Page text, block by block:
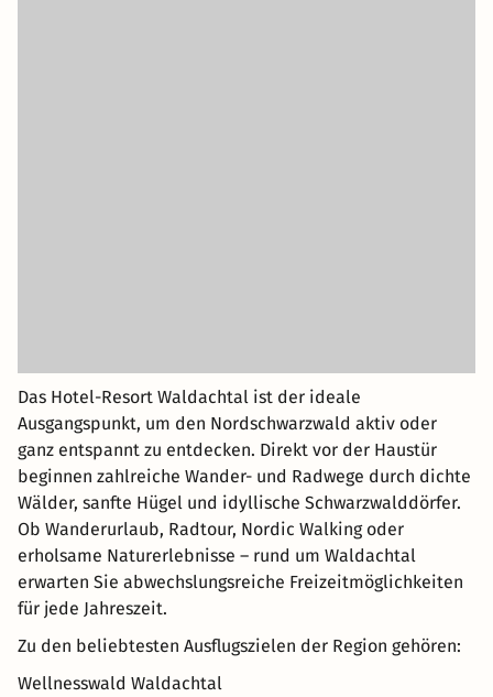
Das Hotel-Resort Waldachtal ist der ideale
Ausgangspunkt, um den Nordschwarzwald aktiv oder
ganz entspannt zu entdecken. Direkt vor der Haustür
beginnen zahlreiche Wander- und Radwege durch dichte
Wälder, sanfte Hügel und idyllische Schwarzwalddörfer.
Ob Wanderurlaub, Radtour, Nordic Walking oder
erholsame Naturerlebnisse – rund um Waldachtal
erwarten Sie abwechslungsreiche Freizeitmöglichkeiten
für jede Jahreszeit.
Zu den beliebtesten Ausflugszielen der Region gehören:
Wellnesswald Waldachtal